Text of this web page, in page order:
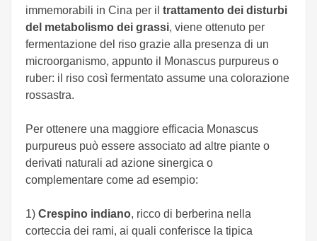
immemorabili in Cina per il trattamento dei disturbi
del metabolismo dei grassi, viene ottenuto per
fermentazione del riso grazie alla presenza di un
microorganismo, appunto il Monascus purpureus o
ruber: il riso così fermentato assume una colorazione
rossastra.
Per ottenere una maggiore efficacia Monascus
purpureus può essere associato ad altre piante o
derivati naturali ad azione sinergica o
complementare come ad esempio:
1) Crespino indiano, ricco di berberina nella
corteccia dei rami, ai quali conferisce la tipica